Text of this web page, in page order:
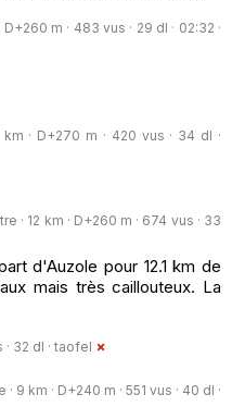
m · 483 vus · 29 dl · 02:32 ·
· D+270 m · 420 vus · 34 dl ·
· 12 km · D+260 m · 674 vus · 33
d'Auzole pour 12.1 km de
mais très caillouteux. La
32 dl · taofel
9 km · D+240 m · 551 vus · 40 dl ·